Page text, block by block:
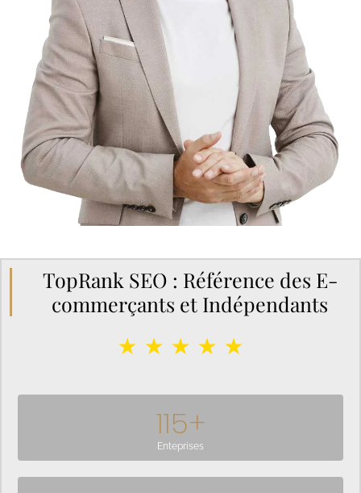
TopRank SEO : Référence des E-
commerçants et Indépendants
★ ★ ★ ★ ★
Enteprises
115+